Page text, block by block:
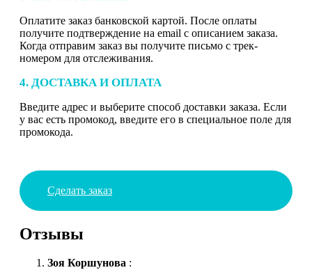
Оплатите заказ банковской картой. После оплаты
получите подтверждение на email с описанием заказа.
Когда отправим заказ вы получите письмо с трек-
номером для отслеживания.
4. ДОСТАВКА И ОПЛАТА
Введите адрес и выберите способ доставки заказа. Если
у вас есть промокод, введите его в специальное поле для
промокода.
Сделать заказ
Отзывы
Зоя Коршунова :